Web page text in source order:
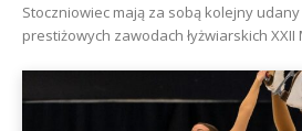
Stoczniowiec mają za sobą kolejny
prestiżowych zawodach łyżwiarskich XXII